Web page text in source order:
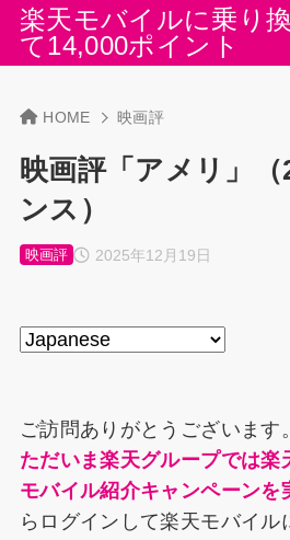
楽天モバイルに乗り換
て14,000ポイント
HOME 映画評
映画評「アメリ」（
ンス）
2025年12月19日
映画評
ご訪問ありがとうございます。
ただいま楽天グループでは楽
モバイル紹介キャンペーンを
らログインして楽天モバイル